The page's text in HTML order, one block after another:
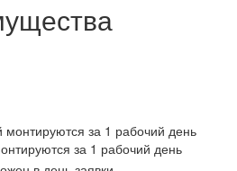
за 1 рабочий день